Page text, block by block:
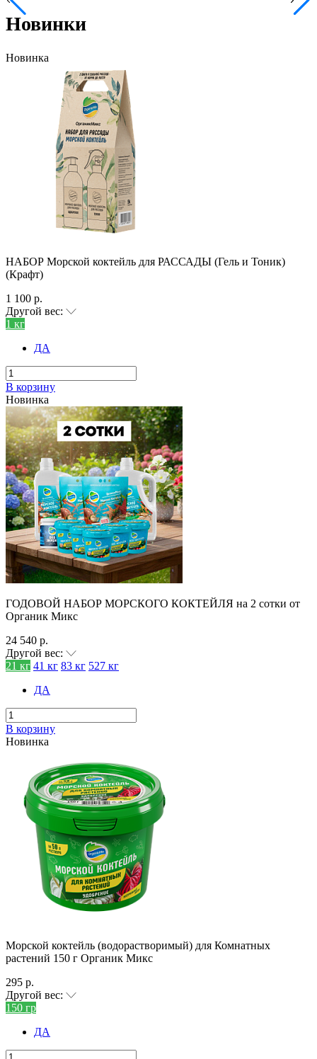
Новинки
Новинка
НАБОР Морской коктейль для РАССАДЫ (Гель и Тоник)
(Крафт)
1 100 р.
Другой вес:
1 кг
ДА
В корзину
Новинка
ГОДОВОЙ НАБОР МОРСКОГО КОКТЕЙЛЯ на 2 сотки от
Органик Микс
24 540 р.
Другой вес:
21 кг 41 кг 83 кг 527 кг
ДА
В корзину
Новинка
Морской коктейль (водорастворимый) для Комнатных
растений 150 г Органик Микс
295 р.
Другой вес:
150 гр
ДА